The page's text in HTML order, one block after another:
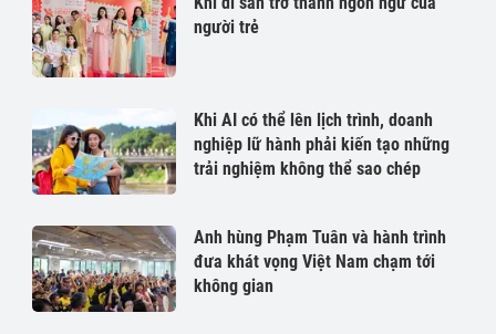
người trẻ
Khi AI có thể lên lịch trình, doanh
nghiệp lữ hành phải kiến tạo những
trải nghiệm không thể sao chép
Anh hùng Phạm Tuân và hành trình
đưa khát vọng Việt Nam chạm tới
không gian